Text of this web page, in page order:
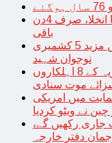
غیر قانونی طور پر مقیم غیر ملکیوں کا انخلا، صرف 4دن
باقی
بھارتی فوج کی ریاستی دہشت گردی میں مزید 5 کشمیری
نوجوان شہید
جاسوسی کا الزام ثابت، قطر نے بھارتی بحریہ کے 8 اہلکاروں
موت سنادی
میں امریکی
نے ویٹو کردیا
جاری رکھیں گے،
دفتر خارجہ